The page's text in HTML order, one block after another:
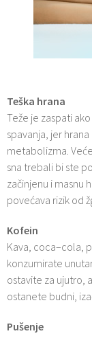
Teška hrana
Teže je zaspati
spavanja, jer
metabolizma.
sna trebali bi ste
začinjenu i masnu
povećava rizik od
Kofein
Kava, coca–cola,
konzumirate
ostavite za ujutro,
ostanete budni,
Pušenje